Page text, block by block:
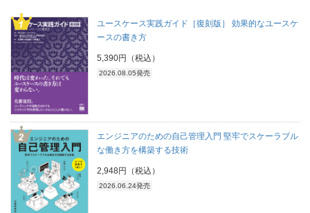
ユースケース実践ガイド［復刻版］ 効果的なユースケ
ースの書き方
5,390円（税込）
2026.08.05発売
エンジニアのための自己管理入門 堅牢でスケーラブル
な働き方を構築する技術
2,948円（税込）
2026.06.24発売